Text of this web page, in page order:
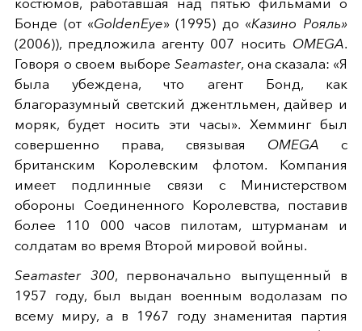
Бонде (от «GoldenEye» (1995) до «Казино Рояль»
(2006)), предложила агенту 007 носить OMEGA.
Говоря о своем выборе Seamaster, она сказала: «Я
была убеждена, что агент Бонд, как
благоразумный светский джентльмен, дайвер и
моряк, будет носить эти часы». Хемминг был
совершенно права, связывая OMEGA с
британским Королевским флотом. Компания
имеет подлинные связи с Министерством
обороны Соединенного Королевства, поставив
более 110 000 часов пилотам, штурманам и
солдатам во время Второй мировой войны.
Seamaster 300, первоначально выпущенный в
1957 году, был выдан военным водолазам по
всему миру, а в 1967 году знаменитая партия